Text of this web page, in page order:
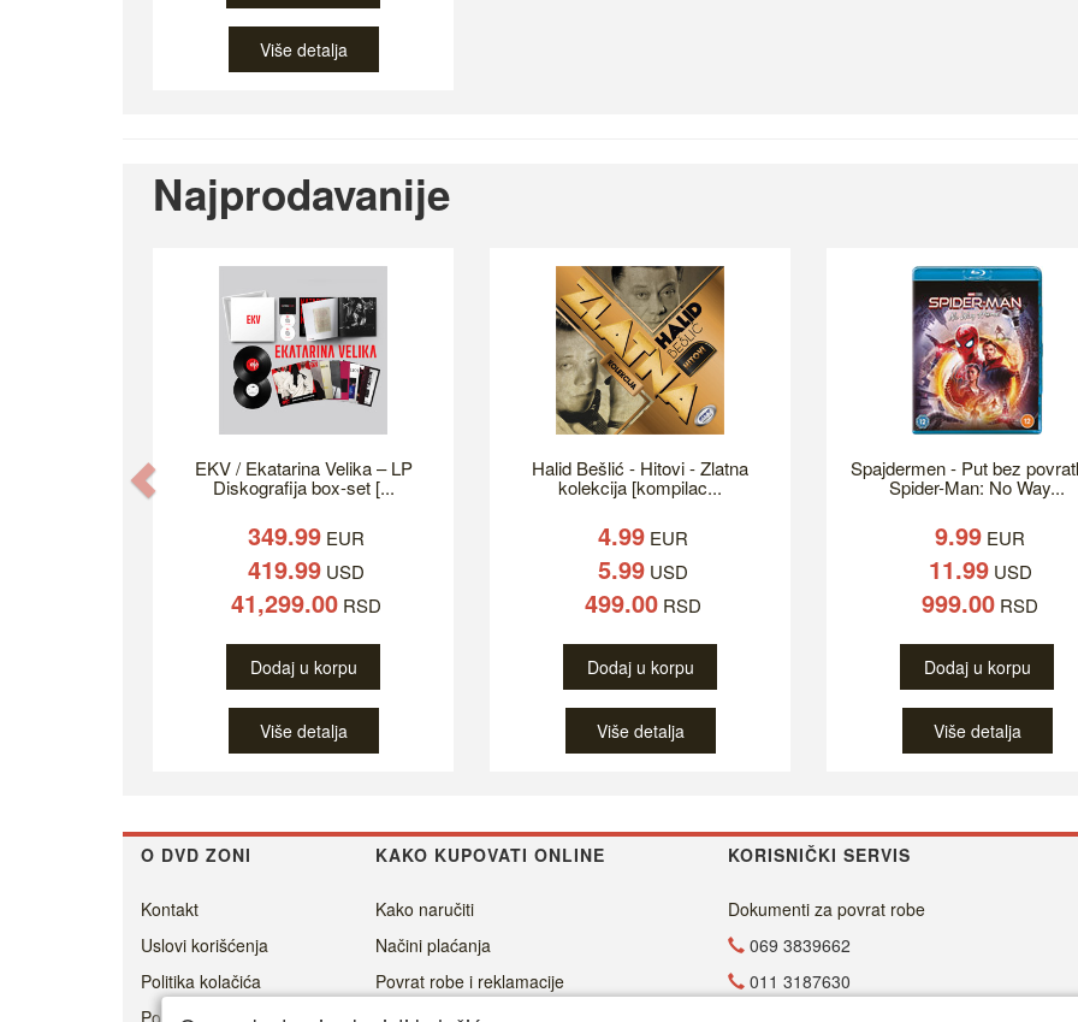
Više detalja
Najprodavanije
EKV / Ekatarina Velika – LP
Diskografija box-set [...
349.99 EUR
419.99 USD
41,299.00 RSD
Dodaj u korpu
Više detalja
Halid Bešlić - Hitovi - Zlatna
kolekcija [kompilac...
4.99 EUR
5.99 USD
499.00 RSD
Dodaj u korpu
Više detalja
Spajdermen - Put bez
Spider-Man: No Way...
9.99 EUR
11.99USD
999.00 RSD
Dodaj u korpu
Više detalja
Previous
O DVD ZONI KAKO KUPOVATI ONLINE KORISNIČKI SERVIS
Kontakt
Uslovi korišćenja
Politika kolačića
Kako naručiti
Načini plaćanja
Povrat robe i reklamacije
Dokumenti za povrat robe
069 3839662
011 3187630